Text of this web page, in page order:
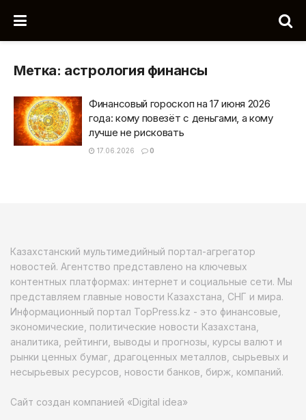
Метка: астрология финансы
Финансовый гороскоп на 17 июня 2026
года: кому повезёт с деньгами, а кому
лучше не рисковать
17.06.2026 0
Казахстанский мультимедийный портал-агрегатор
новостей. Агентство представлено на ключевых
контентных платформах: интернет и социальные сети. Мы
представляем главные новости Казахстана, СНГ и мира.
Информационный портал TopPress.kz - это финансовые,
экономические, политические новости Казахстана,
аналитика, рейтинги, выводы и прогнозы, курсы валют и
рынки ценных бумаг, драгоценных металлов, сырьевых и
несырьевых ресурсов, новости банков, бирж, компаний.
Сайт создан компанией «Digital idea»